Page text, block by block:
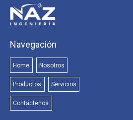
Navegación
Home Nosotros
Productos Servicios
Contáctenos